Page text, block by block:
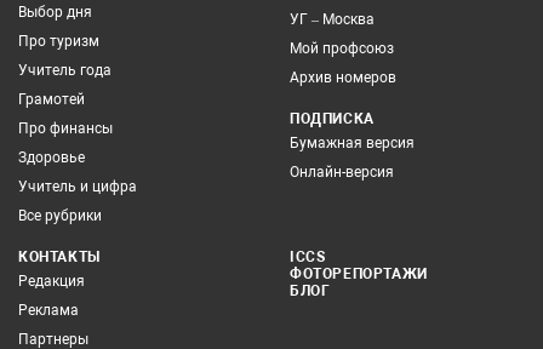
Выбор дня
Про туризм
Учитель года
Грамотей
Про финансы
Здоровье
Учитель и цифра
Все рубрики
УГ – Москва
Мой профсоюз
Архив номеров
ПОДПИСКА
Бумажная версия
Онлайн-версия
КОНТАКТЫ
Редакция
Реклама
Партнеры
ICCS
ФОТОРЕПОРТАЖИ
БЛОГ